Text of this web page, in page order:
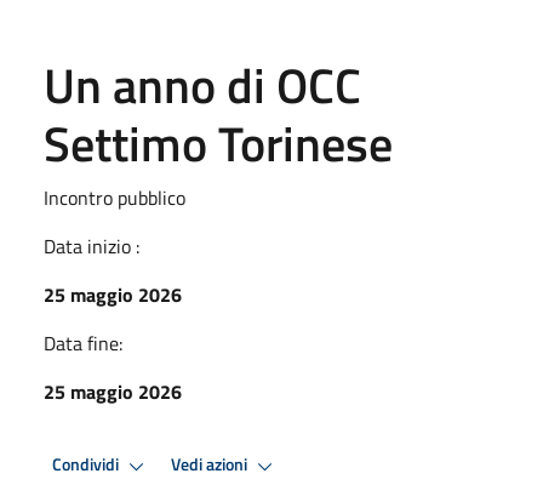
Un anno di OCC
Settimo Torinese
Incontro pubblico
Data inizio :
25 maggio 2026
Data fine:
25 maggio 2026
Condividi Vedi azioni